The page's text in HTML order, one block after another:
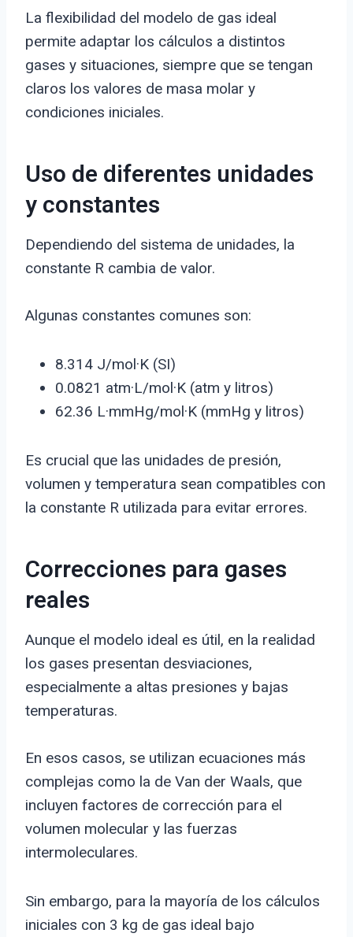
La flexibilidad del modelo de gas ideal
permite adaptar los cálculos a distintos
gases y situaciones, siempre que se tengan
claros los valores de masa molar y
condiciones iniciales.
Uso de diferentes unidades
y constantes
Dependiendo del sistema de unidades, la
constante R cambia de valor.
Algunas constantes comunes son:
8.314 J/mol·K (SI)
0.0821 atm·L/mol·K (atm y litros)
62.36 L·mmHg/mol·K (mmHg y litros)
Es crucial que las unidades de presión,
volumen y temperatura sean compatibles con
la constante R utilizada para evitar errores.
Correcciones para gases
reales
Aunque el modelo ideal es útil, en la realidad
los gases presentan desviaciones,
especialmente a altas presiones y bajas
temperaturas.
En esos casos, se utilizan ecuaciones más
complejas como la de Van der Waals, que
incluyen factores de corrección para el
volumen molecular y las fuerzas
intermoleculares.
Sin embargo, para la mayoría de los cálculos
iniciales con 3 kg de gas ideal bajo